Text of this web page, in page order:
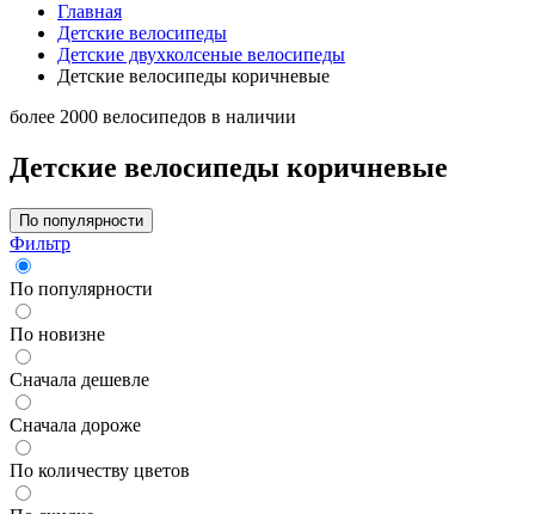
Главная
Детские велосипеды
Детские двухколсеные велосипеды
Детские велосипеды коричневые
более 2000 велосипедов в наличии
Детские велосипеды коричневые
По популярности
Фильтр
По популярности
По новизне
Сначала дешевле
Сначала дороже
По количеству цветов